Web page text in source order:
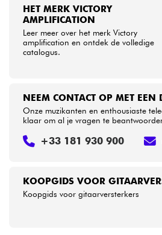
Sets
Bekijk onze
HET MERK VICTORY
AMPLIFICATION
Leer meer over het merk Victory
amplification en ontdek de volledige
catalogus.
KOOPGIDS VOOR
Koopgids voor gitaarversterkers
NEEM CONTACT OP MET EEN
Onze muzikanten en enthousiaste
klaar om al je vragen te
+33 181 930 900